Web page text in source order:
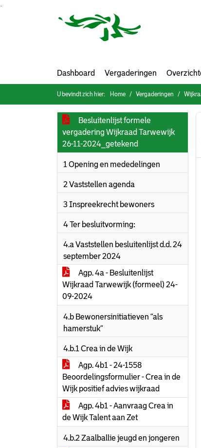
Ga naar de inhoud van deze pagina
Dashboard Vergaderingen
U bevindt zich hier: Home Vergaderingen
Besluitenlijst formele
vergadering Wijkraad Tarwewijk
26-11-2024_getekend
1 Opening en mededelingen
2 Vaststellen agenda
3 Inspreekrecht bewoners
4 Ter besluitvorming:
4.a Vaststellen besluitenlijst d.d. 24
september 2024
Agp. 4a - Besluitenlijst
Wijkraad Tarwewijk (formeel) 24-
09-2024
4.b Bewonersinitiatieven “als
hamerstuk”
4.b.1 Crea in de Wijk
Agp. 4b1 - 24-1558
Beoordelingsformulier - Crea in de
Wijk positief advies wijkraad
Agp. 4b1 - Aanvraag Crea in
de Wijk Talent aan Zet
4.b.2 Zaalballie jeugd en jongeren